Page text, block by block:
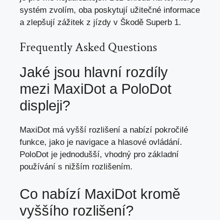
systém zvolím, oba poskytují užitečné informace
a zlepšují zážitek z jízdy v Škodě Superb 1.
Frequently Asked Questions
Jaké jsou hlavní rozdíly
mezi MaxiDot a PoloDot
displeji?
MaxiDot má vyšší rozlišení a nabízí pokročilé
funkce, jako je navigace a hlasové ovládání.
PoloDot je jednodušší, vhodný pro základní
používání s nižším rozlišením.
Co nabízí MaxiDot kromě
vyššího rozlišení?